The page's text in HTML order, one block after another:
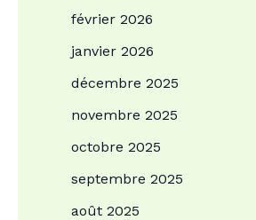
février 2026
janvier 2026
décembre 2025
novembre 2025
octobre 2025
septembre 2025
août 2025